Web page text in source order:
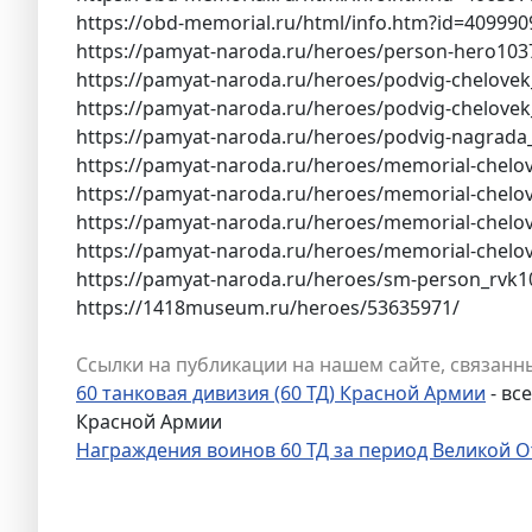
https://obd-memorial.ru/html/
https://pamyat-naroda.ru/heroes/person-
https://pamyat-naroda.ru/heroes/podvig-
https://pamyat-naroda.ru/heroes/podvig-
https://pamyat-naroda.ru/heroes/podvig-
https://pamyat-naroda.ru/heroes/memorial-
https://pamyat-naroda.ru/heroes/memorial-
https://pamyat-naroda.ru/heroes/memorial-
https://pamyat-naroda.ru/heroes/memorial-
https://pamyat-naroda.ru/heroes/sm-
https://1418museum.ru/heroes/53635971/
Ссылки на публикации на нашем сайте,
60 танковая дивизия (60 ТД) Красной Армии -
Красной Армии
Награждения воинов 60 ТД за период Великой